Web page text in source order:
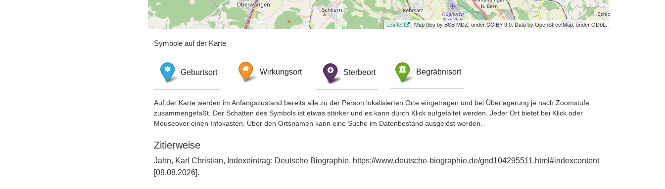
Leaflet | Map tiles by BSB MDZ, under CC BY 3.0. Data by OpenStreetMap, under ODbL.
Symbole auf der Karte
Geburtsort Wirkungsort Sterbeort Begräbnisort
Auf der Karte werden im Anfangszustand bereits alle zu der Person lokalisierten Orte eingetragen und bei Überlagerung je nach Zoomstufe
zusammengefaßt. Der Schatten des Symbols ist etwas stärker und es kann durch Klick aufgefaltet werden. Jeder Ort bietet bei Klick oder
Mouseover einen Infokasten. Über den Ortsnamen kann eine Suche im Datenbestand ausgelöst werden.
Zitierweise
Jahn, Karl Christian, Indexeintrag: Deutsche Biographie, https://www.deutsche-biographie.de/gnd104295511.html#indexcontent
[09.08.2026].